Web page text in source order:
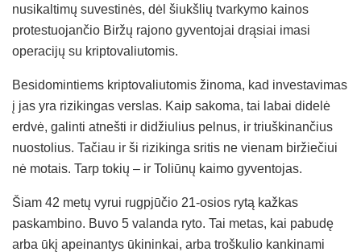
nusikaltimų suvestinės, dėl šiukšlių tvarkymo kainos
protestuojančio Biržų rajono gyventojai drąsiai imasi
operacijų su kriptovaliutomis.
Besidomintiems kriptovaliutomis žinoma, kad investavimas
į jas yra rizikingas verslas. Kaip sakoma, tai labai didelė
erdvė, galinti atnešti ir didžiulius pelnus, ir triuškinančius
nuostolius. Tačiau ir ši rizikinga sritis ne vienam biržiečiui
nė motais. Tarp tokių – ir Toliūnų kaimo gyventojas.
Šiam 42 metų vyrui rugpjūčio 21-osios rytą kažkas
paskambino. Buvo 5 valanda ryto. Tai metas, kai pabudę
arba ūkį apeinantys ūkininkai, arba troškulio kankinami